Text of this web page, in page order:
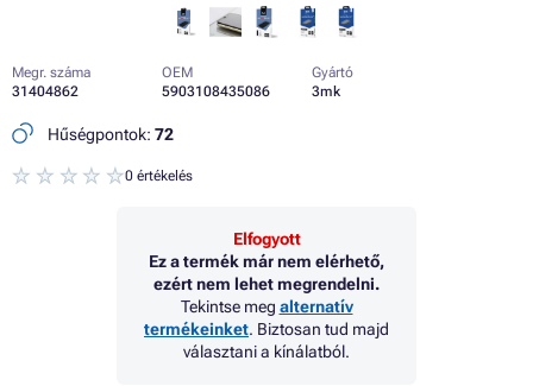
Megr. száma
31404862
OEM
5903108435086
Gyártó
3mk
Hűségpontok: 72
0 értékelés
Elfogyott
Ez a termék már nem elérhető,
ezért nem lehet megrendelni.
Tekintse meg alternatív
termékeinket. Biztosan tud majd
választani a kínálatból.